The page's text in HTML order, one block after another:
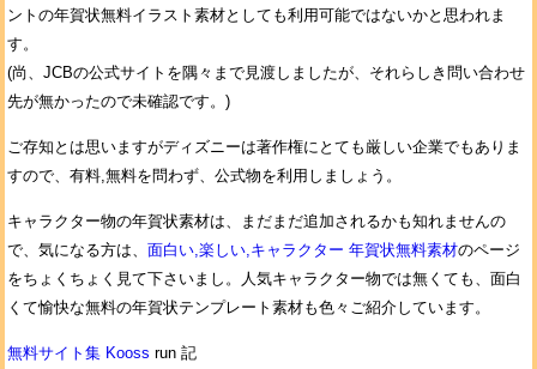
ントの年賀状無料イラスト素材としても利用可能ではないかと思われま
す。
(尚、JCBの公式サイトを隅々まで見渡しましたが、それらしき問い合わせ
先が無かったので未確認です。)
ご存知とは思いますがディズニーは著作権にとても厳しい企業でもありま
すので、有料,無料を問わず、公式物を利用しましょう。
キャラクター物の年賀状素材は、まだまだ追加されるかも知れませんの
で、気になる方は、 面白い,楽しい,キャラクター 年賀状無料素材のページ
をちょくちょく見て下さいまし。人気キャラクター物では無くても、面白
くて愉快な無料の年賀状テンプレート素材も色々ご紹介しています。
無料サイト集 Kooss run 記